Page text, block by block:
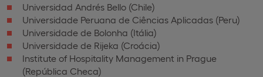
Universidad Andrés Bello (Chile)
Universidade Peruana de Ciências Aplicadas (Peru)
Universidade de Bolonha (Itália)
Universidade de Rijeka (Croácia)
Institute of Hospitality Management in Prague
(República Checa)